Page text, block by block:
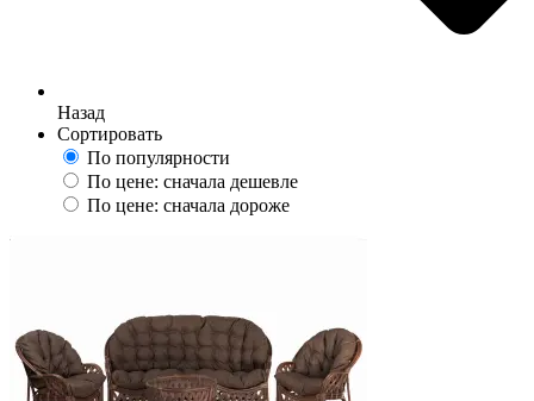
Назад
Сортировать
По популярности
По цене: сначала дешевле
По цене: сначала дороже